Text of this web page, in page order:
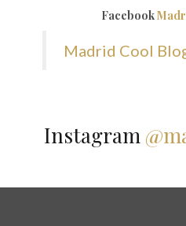
Facebook
Madrid Cool
Instagram